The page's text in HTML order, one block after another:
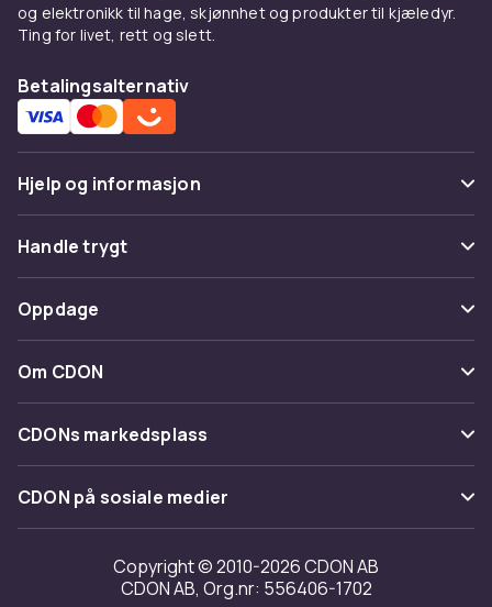
og elektronikk til hage, skjønnhet og produkter til kjæledyr.
Ting for livet, rett og slett.
Betalingsalternativ
Hjelp og informasjon
Vanlige spørsmål
Spor pakke
Angre & returner her
Kontakt oss
Handle trygt
Betaling
Levering
Tilbakekallinger
Oppdage
Kategorier
Varemerker
Om CDON
Om oss
Kundeanmeldelser
Jobbe på CDON
Investor relations
Tilgjengelighet
CDONs markedsplass
Merchant Help Center
CDON på sosiale medier
Copyright © 2010-2026 CDON AB
CDON AB, Org.nr: 556406-1702